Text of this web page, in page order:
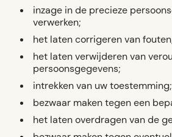
inzage in de precieze
verwerken;
het laten corrigeren van
het laten verwijderen van
persoonsgegevens;
intrekken van uw toestemming;
bezwaar maken tegen een
het laten overdragen van de